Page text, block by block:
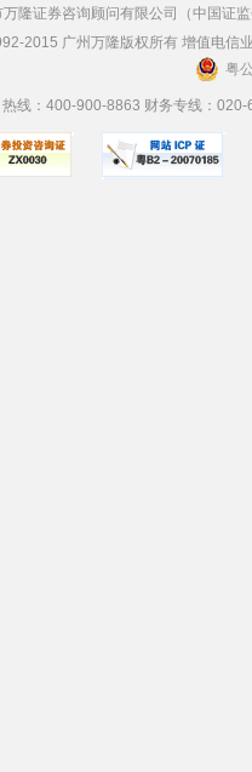
隆证券咨询顾问有限公司（中国证
2015 广州万隆版权所有 增值电信
粤
热线：400-900-8863 财务专线：